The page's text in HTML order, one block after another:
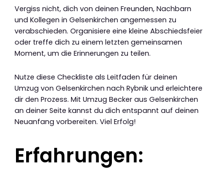
Vergiss nicht, dich von deinen Freunden, Nachbarn
und Kollegen in Gelsenkirchen angemessen zu
verabschieden. Organisiere eine kleine Abschiedsfeier
oder treffe dich zu einem letzten gemeinsamen
Moment, um die Erinnerungen zu teilen.
Nutze diese Checkliste als Leitfaden für deinen
Umzug von Gelsenkirchen nach Rybnik und erleichtere
dir den Prozess. Mit Umzug Becker aus Gelsenkirchen
an deiner Seite kannst du dich entspannt auf deinen
Neuanfang vorbereiten. Viel Erfolg!
Erfahrungen: